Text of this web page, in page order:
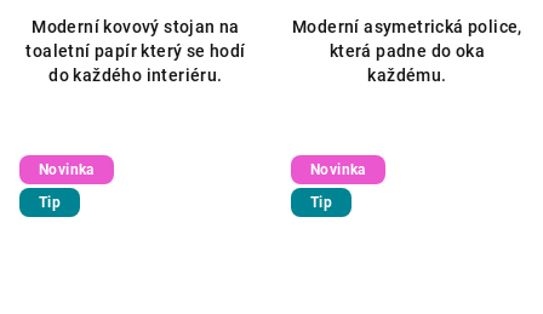
Moderní kovový stojan na
toaletní papír který se hodí
do každého interiéru.
Moderní asymetrická police,
která padne do oka
každému.
Novinka
Tip
Novinka
Tip